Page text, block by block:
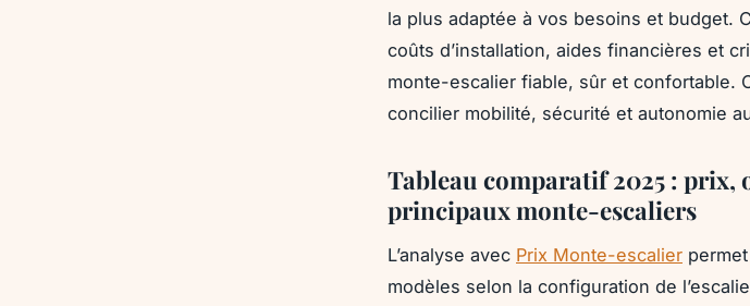
la plus adaptée à vos besoins et budget.
coûts d’installation, aides financières et
monte-escalier fiable, sûr et confortable.
concilier mobilité, sécurité et autonomie
Tableau comparatif 2025 : prix,
principaux monte-escaliers
L’analyse avec Prix Monte-escalier
modèles selon la configuration de